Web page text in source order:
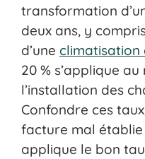
transformation
deux ans, y
d’une climatisation
20 % s’applique
l’installation des
Confondre ces
facture mal établie
applique le bon